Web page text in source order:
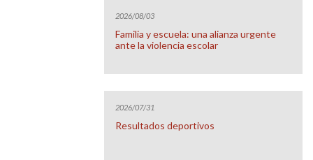
2026/08/03
Familia y escuela: una alianza urgente
ante la violencia escolar
2026/07/31
Resultados deportivos